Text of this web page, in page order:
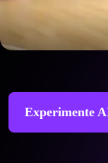
Experimente